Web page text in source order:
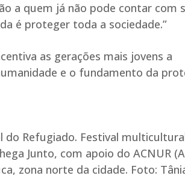
a quem já não pode contar com
é proteger toda a sociedade.”
as gerações mais jovens a
e o fundamento da